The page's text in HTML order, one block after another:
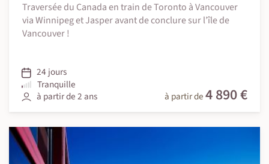
Traversée du Canada en train de Toronto à Vancouver
via Winnipeg et Jasper avant de conclure sur l’île de
Vancouver !
24 jours
Tranquille
à partir de 2 ans
à partir de4 890 €